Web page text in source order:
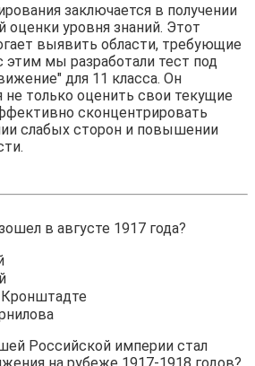
заключается в получении
оценки уровня знаний. Этот
выявить области, требующие
этим мы разработали тест под
для 11 класса. Он
не только оценить свои текущие
сконцентрировать
слабых сторон и повышении
в августе 1917 года?
Российской империи стал